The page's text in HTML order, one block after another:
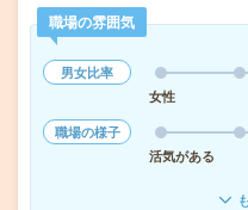
職場の雰囲気
男女比率
女性
職場の様子
活気がある